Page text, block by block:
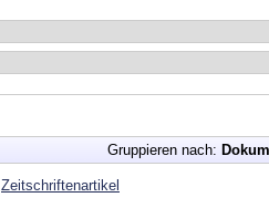
Gruppieren nach:
Zeitschriftenartikel